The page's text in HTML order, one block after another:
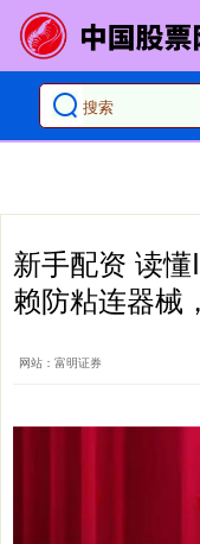
新手配资 读
赖防粘连器械
网站：富明证券